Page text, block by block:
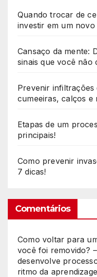
Quando trocar de
investir em um
Cansaço da mente:
sinais que você não
Prevenir infiltrações
cumeeiras, calços e
Etapas de um
principais!
Como prevenir
7 dicas!
Comentários
Como voltar para
você foi removido?
desenvolve
ritmo da